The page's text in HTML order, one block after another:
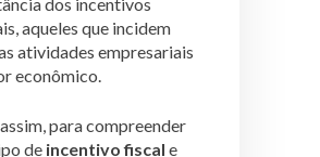
aqueles que incidem
atividades empresariais
econômico.
para compreender
de incentivo fiscal e